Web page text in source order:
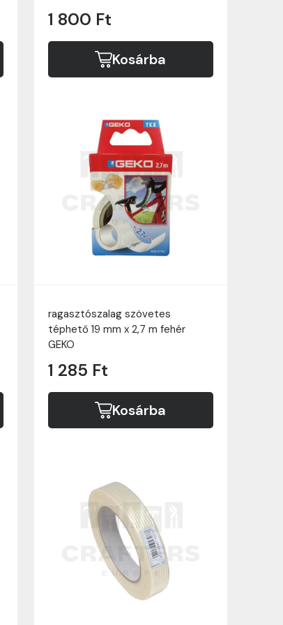
1 800 Ft
Kosárba
ragasztószalag szövetes
téphető 19 mm x 2,7 m fehér
GEKO
1 285 Ft
Kosárba